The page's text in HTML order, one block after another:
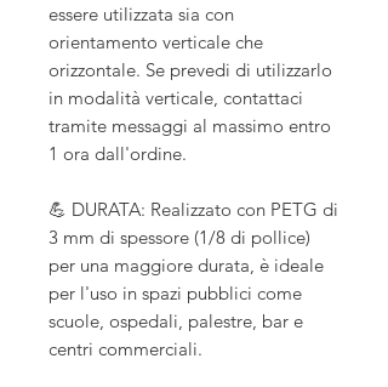
essere utilizzata sia con
orientamento verticale che
orizzontale. Se prevedi di utilizzarlo
in modalità verticale, contattaci
tramite messaggi al massimo entro
1 ora dall'ordine.
💪 DURATA: Realizzato con PETG di
3 mm di spessore (1/8 di pollice)
per una maggiore durata, è ideale
per l'uso in spazi pubblici come
scuole, ospedali, palestre, bar e
centri commerciali.